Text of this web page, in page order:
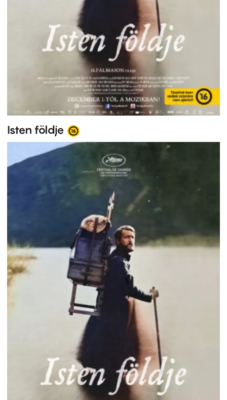
Isten földje